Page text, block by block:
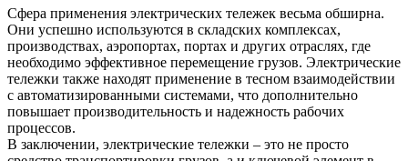
Сфера применения электрических тележек весьма обширна.
Они успешно используются в складских комплексах,
производствах, аэропортах, портах и других отраслях, где
необходимо эффективное перемещение грузов. Электрические
тележки также находят применение в тесном взаимодействии
с автоматизированными системами, что дополнительно
повышает производительность и надежность рабочих
процессов.
В заключении, электрические тележки – это не просто